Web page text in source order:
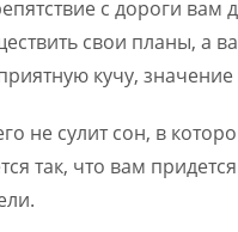
с дороги вам
свои планы, а
кучу,
не сулит сон, в
так, что вам